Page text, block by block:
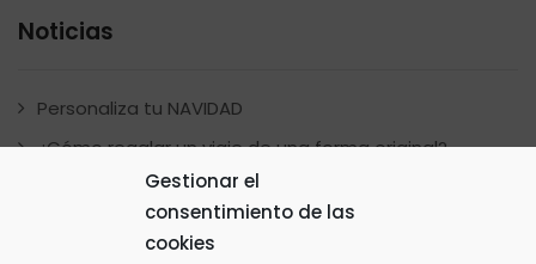
Gestionar el
consentimiento de las
cookies
Noticias
Personaliza tu NAVIDAD
¿Cómo regalar un viaje de una forma original?
Álbum scrapbook México
Álbum scrapbook Pokemon